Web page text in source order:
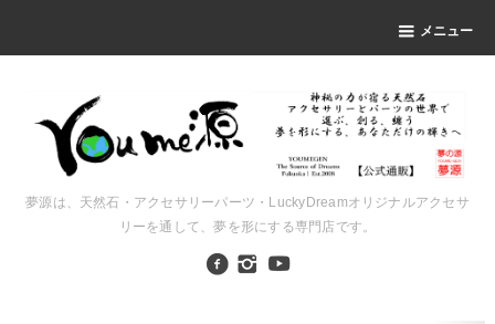
メニュー
夢源は、天然石・アクセサリーパーツ・LuckyDreamオリジナルアクセサ
リーを通して、夢を形にする専門店です。